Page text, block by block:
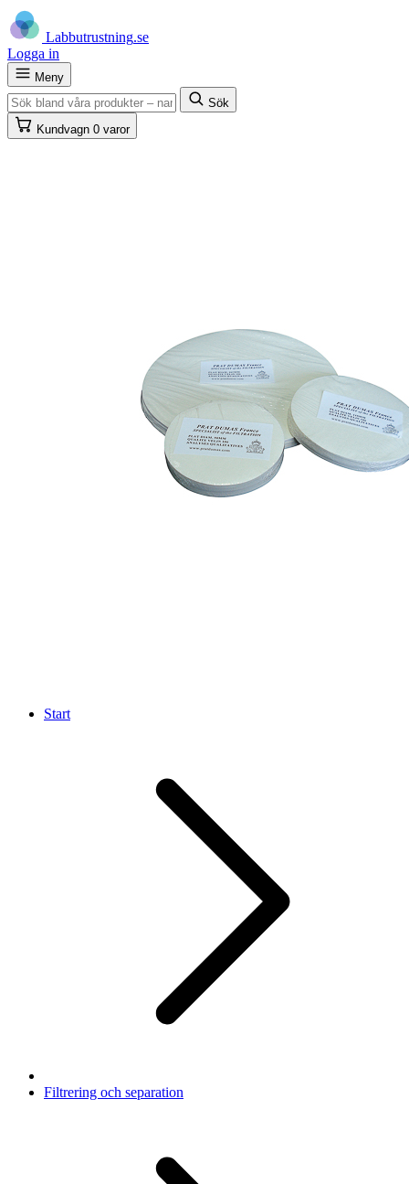
Labbutrustning.se
Logga in
Meny
Sök
Kundvagn 0 varor
Start
Filtrering och separation